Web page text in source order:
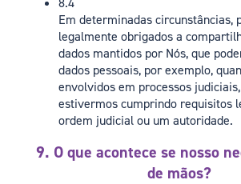
Em determinadas circunstâncias,
legalmente obrigados a
dados mantidos por Nós, que
dados pessoais, por exemplo,
envolvidos em processos
estivermos cumprindo requisitos
ordem judicial ou um autoridade.
9. O que acontece se nosso
de mãos?